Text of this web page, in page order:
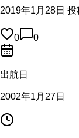
2019年1月28日 投
0 0
出航日
2002年1月27日